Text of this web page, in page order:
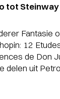
tot Steinway
Fantasie
12
de Don
delen uit